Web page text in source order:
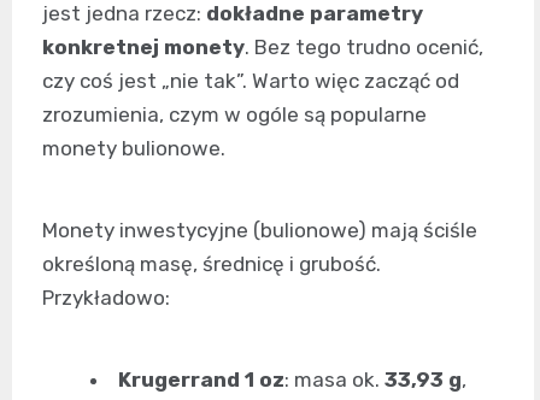
jest jedna rzecz: dokładne parametry
konkretnej monety. Bez tego trudno ocenić,
czy coś jest „nie tak”. Warto więc zacząć od
zrozumienia, czym w ogóle są popularne
monety bulionowe.
Monety inwestycyjne (bulionowe) mają ściśle
określoną masę, średnicę i grubość.
Przykładowo:
Krugerrand 1 oz: masa ok. 33,93 g,